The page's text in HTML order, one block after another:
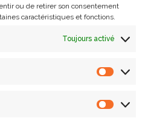
ou de retirer son consentement
caractéristiques et fonctions.
Toujours activé
et Interopérabilité dans le
<hal-05389529>